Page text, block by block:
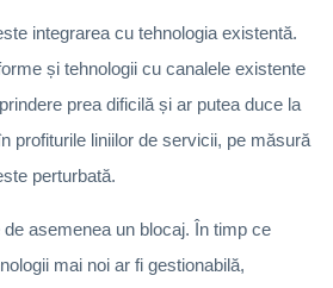
integrarea cu tehnologia existentă.
și tehnologii cu canalele existente
prea dificilă și ar putea duce la
profiturile liniilor de servicii, pe măsură
perturbată.
asemenea un blocaj. În timp ce
mai noi ar fi gestionabilă,